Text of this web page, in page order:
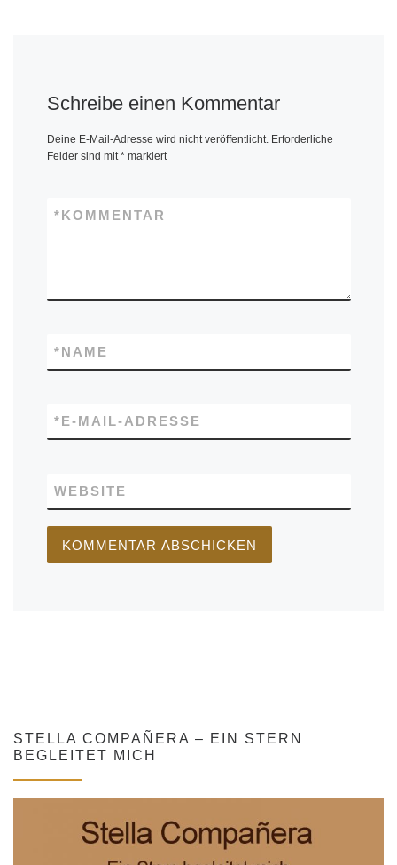
Schreibe einen Kommentar
Deine E-Mail-Adresse wird nicht veröffentlicht. Erforderliche
Felder sind mit *markiert
KOMMENTAR
*
NAME
*
E-MAIL-ADRESSE
*
WEBSITE
STELLA COMPAÑERA – EIN STERN
BEGLEITET MICH